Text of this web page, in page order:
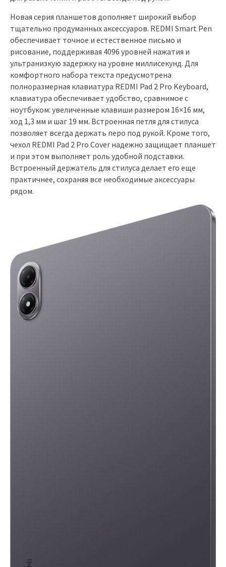
Новая серия планшетов дополняет широкий выбор
тщательно продуманных аксессуаров. REDMI Smart Pen
обеспечивает точное и естественное письмо и
рисование, поддерживая 4096 уровней нажатия и
ультранизкую задержку на уровне миллисекунд. Для
комфортного набора текста предусмотрена
полноразмерная клавиатура REDMI Pad 2 Pro Keyboard,
клавиатура обеспечивает удобство, сравнимое с
ноутбуком: увеличенные клавиши размером 16×16 мм,
ход 1,3 мм и шаг 19 мм. Встроенная петля для стилуса
позволяет всегда держать перо под рукой. Кроме того,
чехол REDMI Pad 2 Pro Cover надежно защищает планшет
и при этом выполняет роль удобной подставки.
Встроенный держатель для стилуса делает его еще
практичнее, сохраняя все необходимые аксессуары
рядом.